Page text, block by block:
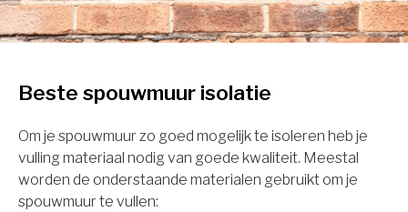
Beste spouwmuur isolatie
Om je spouwmuur zo goed mogelijk te isoleren heb je
vulling materiaal nodig van goede kwaliteit. Meestal
worden de onderstaande materialen gebruikt om je
spouwmuur te vullen: